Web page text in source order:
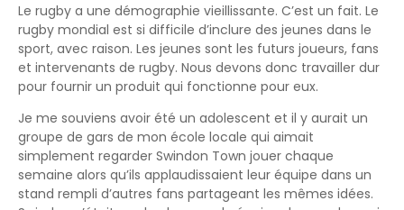
Le rugby a une démographie vieillissante. C’est un fait. Le
rugby mondial est si difficile d’inclure des jeunes dans le
sport, avec raison. Les jeunes sont les futurs joueurs, fans
et intervenants de rugby. Nous devons donc travailler dur
pour fournir un produit qui fonctionne pour eux.
Je me souviens avoir été un adolescent et il y aurait un
groupe de gars de mon école locale qui aimait
simplement regarder Swindon Town jouer chaque
semaine alors qu’ils applaudissaient leur équipe dans un
stand rempli d’autres fans partageant les mêmes idées.